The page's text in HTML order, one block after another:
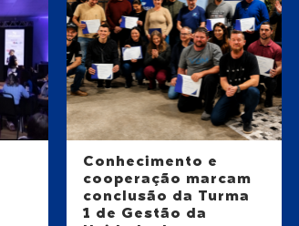
Conhecimento e
cooperação marcam
conclusão da Turma
1 de Gestão da